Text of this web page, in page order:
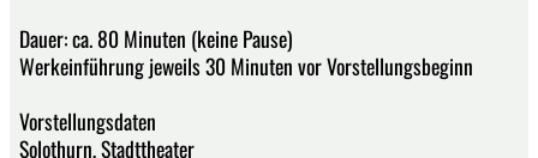
Dauer: ca. 80 Minuten (keine Pause)
Werkeinführung jeweils 30 Minuten vor Vorstellungsbeginn
Vorstellungsdaten
Solothurn, Stadttheater